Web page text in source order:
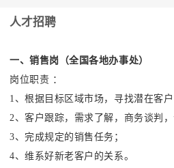
人才招聘
一、销售岗（全国各地办事处）
岗位职责 ：
1、根据目标区域市场，寻找潜在客
2、客户跟踪，需求了解，商务谈判，
3、完成规定的销售任务；
4、维系好新老客户的关系。